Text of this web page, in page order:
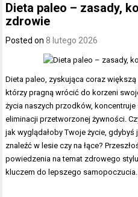
Dieta paleo – zasady,
zdrowie
Posted on 8 lutego 2026
Dieta paleo, zyskująca coraz
którzy pragną wrócić do korzeni
życia naszych przodków,
eliminacji przetworzonej żywności.
jak wyglądałoby Twoje życie, gdybyś
znaleźć w lesie czy na łące?
powiedzenia na temat zdrowego
kluczem do lepszego